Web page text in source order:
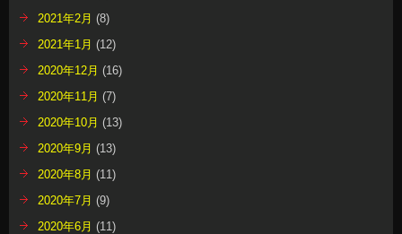
2021年2月 (8)
2021年1月 (12)
2020年12月 (16)
2020年11月 (7)
2020年10月 (13)
2020年9月 (13)
2020年8月 (11)
2020年7月 (9)
2020年6月 (11)